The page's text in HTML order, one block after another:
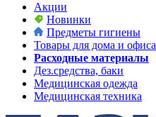
Акции
Новинки
Предметы гигиены
Товары для дома и офиса
Расходные материалы
Дез.средства, баки
Медицинская одежда
Медицинская техника